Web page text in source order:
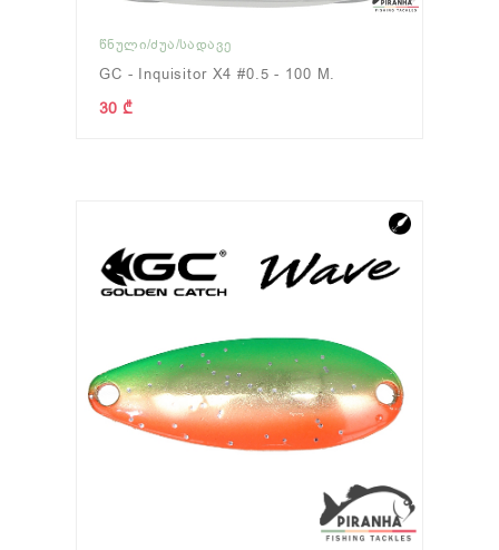
ᲬᲜᲣᲚᲘ/ᲫᲣᲐ/ᲡᲐᲓᲐᲕᲔ
GC - Inquisitor X4 #0.5 - 100 M.
30 ₾